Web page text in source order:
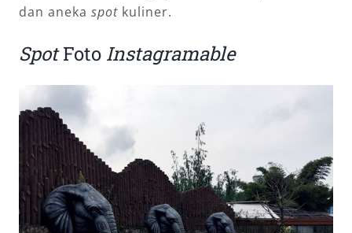
dan aneka spotkuliner.
SpotFoto Instagramable